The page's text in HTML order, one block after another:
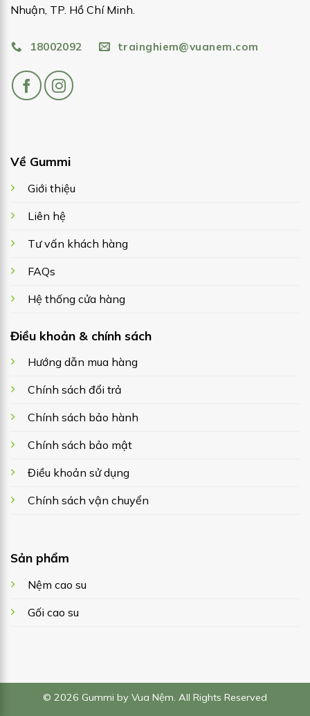
Nhuận, TP. Hồ Chí Minh.
18002092 trainghiem@vuanem.com
Về Gummi
Giới thiệu
Liên hệ
Tư vấn khách hàng
FAQs
Hệ thống cửa hàng
Điều khoản & chính sách
Hướng dẫn mua hàng
Chính sách đổi trả
Chính sách bảo hành
Chính sách bảo mật
Điều khoản sử dụng
Chính sách vận chuyển
Sản phẩm
Nệm cao su
Gối cao su
© 2026 Gummi by Vua Nệm. All Rights Reserved